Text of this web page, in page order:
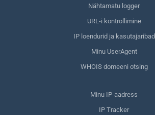
Nähtamatu logger
URL-i kontrollimine
IP loendurid ja kasutajaribad
Minu UserAgent
WHOIS domeeni otsing
Minu IP-aadress
IP Tracker